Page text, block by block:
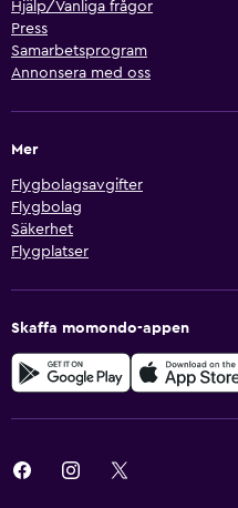
Hjälp/Vanliga frågor
Press
Samarbetsprogram
Annonsera med oss
Mer
Flygbolagsavgifter
Flygbolag
Säkerhet
Flygplatser
Skaffa momondo-appen